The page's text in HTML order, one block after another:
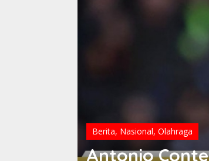
Berita, Nasional, Olahraga
Antonio